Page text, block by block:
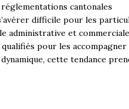
cantonales
difficile pour les
administrative et
pour les accompagner
cette tendance